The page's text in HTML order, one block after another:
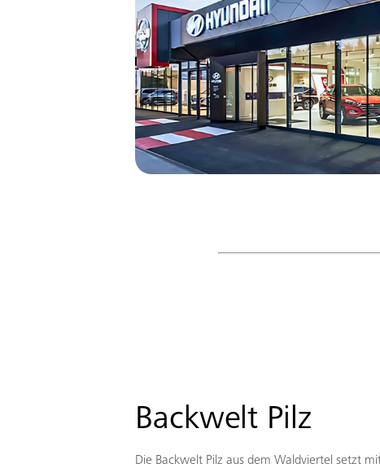
Backwelt Pilz
Die Backwelt Pilz aus dem Waldviertel setzt